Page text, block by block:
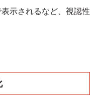
示されるなど、視認性